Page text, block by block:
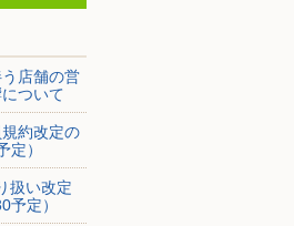
う店舗の営
ついて
約改定の
定）
扱い改定
予定）